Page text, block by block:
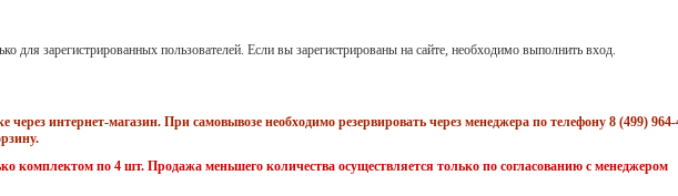
для зарегистрированных пользователей. Если вы зарегистрированы на сайте, необходимо выполнить вход.
через интернет-магазин. При самовывозе необходимо резервировать через менеджера по телефону 8 (499) 964-
комплектом по 4 шт. Продажа меньшего количества осуществляется только по согласованию с менеджером